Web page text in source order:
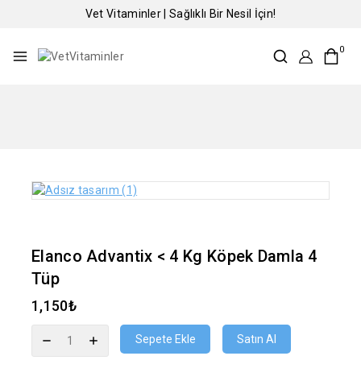
Vet Vitaminler | Sağlıklı Bir Nesil İçin!
0
Elanco Advantix < 4 Kg Köpek Damla 4
Tüp
1,150₺
Sepete Ekle Satın Al